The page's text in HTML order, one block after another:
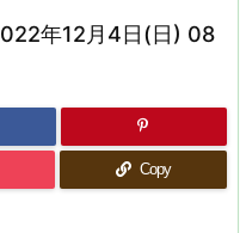
年12月4日(日) 08
Copy